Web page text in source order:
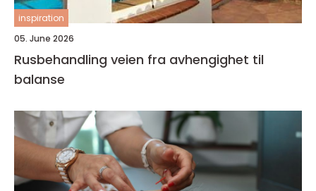
inspiration
05. June 2026
Rusbehandling veien fra avhengighet til
balanse